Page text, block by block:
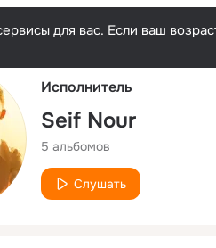
для вас. Если ваш
Исполнитель
Seif Nour
5 альбомов
Слушать